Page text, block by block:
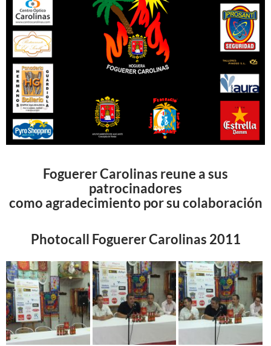
Foguerer Carolinas reune a sus
patrocinadores
como agradecimiento por su colaboración
Photocall Foguerer Carolinas 2011